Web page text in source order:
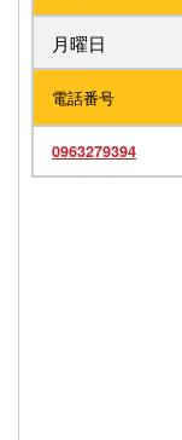
月曜日
電話番号
0963279394